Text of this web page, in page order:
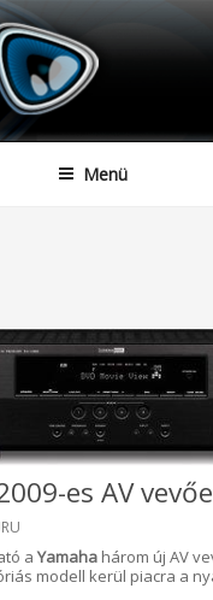
Menü
es AV
a Yamaha három új AV
modell kerül piacra a